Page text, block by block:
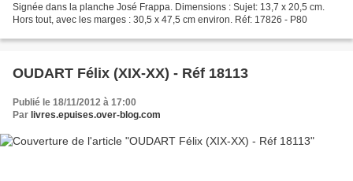
Signée dans la planche José Frappa. Dimensions : Sujet: 13,7 x 20,5 cm.
Hors tout, avec les marges : 30,5 x 47,5 cm environ. Réf: 17826 - P80
OUDART Félix (XIX-XX) - Réf 18113
Publié le 18/11/2012 à 17:00
Par livres.epuises.over-blog.com